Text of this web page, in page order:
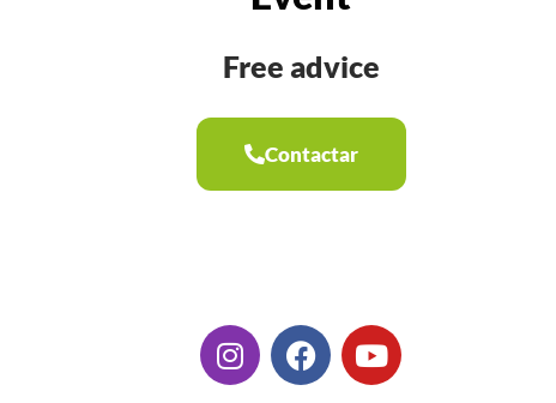
Free advice
Contactar